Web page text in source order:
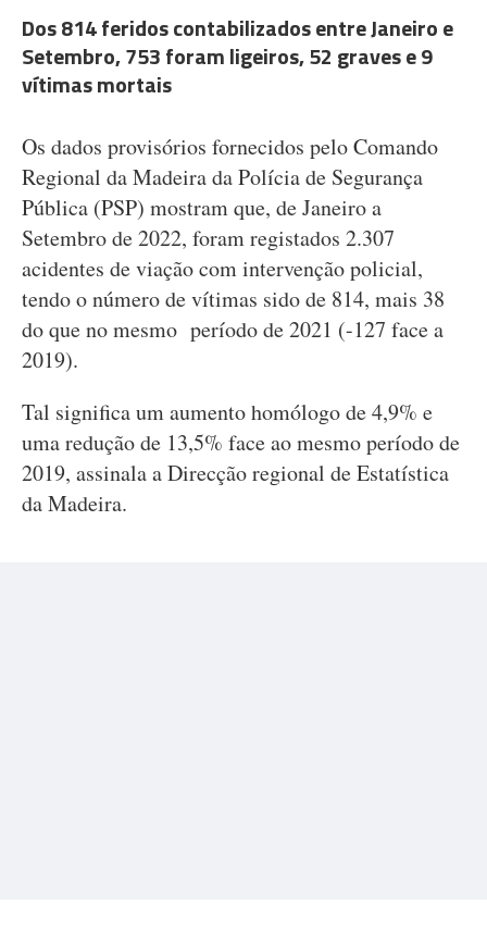
Dos 814 feridos contabilizados entre Janeiro e
Setembro, 753 foram ligeiros, 52 graves e 9
vítimas mortais
Os dados provisórios fornecidos pelo Comando
Regional da Madeira da Polícia de Segurança
Pública (PSP) mostram que, de Janeiro a
Setembro de 2022, foram registados 2.307
acidentes de viação com intervenção policial,
tendo o número de vítimas sido de 814, mais 38
do que no mesmo período de 2021 (-127 face a
2019).
Tal significa um aumento homólogo de 4,9% e
uma redução de 13,5% face ao mesmo período de
2019, assinala a Direcção regional de Estatística
da Madeira.